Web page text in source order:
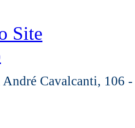
Site
André Cavalcanti, 106